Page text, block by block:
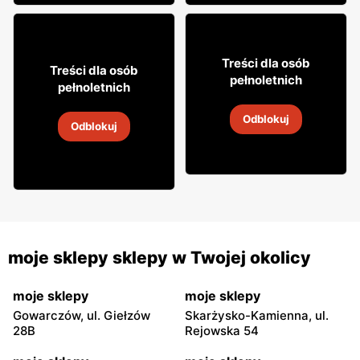
5824
Napój spirytusowy Grant's
31 sie 2026
Treści dla osób
pełnoletnich
Odblokuj
99
16 sie 2026
Treści dla osób
pełnoletnich
Odblokuj
moje sklepy sklepy w Twojej okolicy
moje sklepy
Gowarczów, ul. Giełzów
28B
moje sklepy
Skarżysko-Kamienna, ul.
Rejowska 54